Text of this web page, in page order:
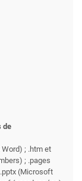
de
; .htm et
; .pages
(Microsoft